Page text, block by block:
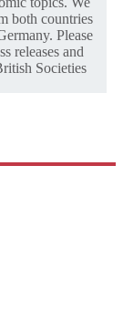
both countries
Please
releases and
Societies